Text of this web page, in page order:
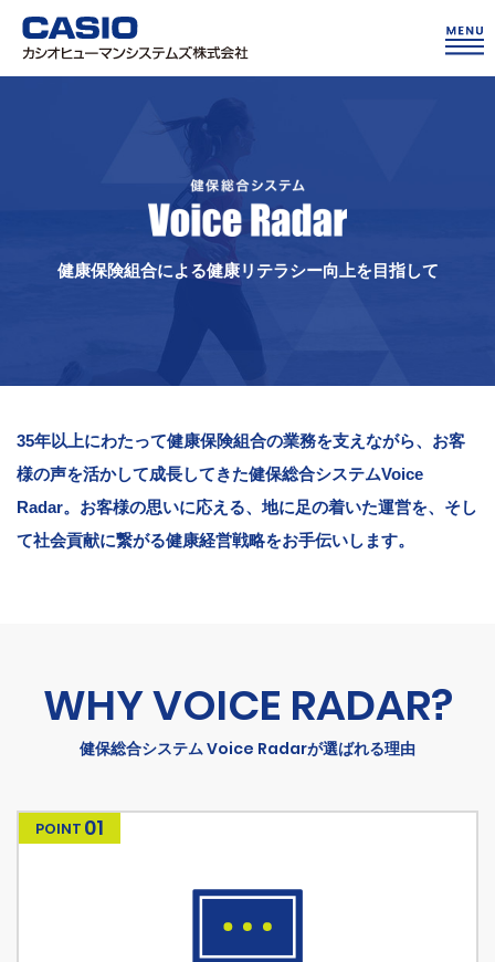
健康保険組合による健康リテラシー向上を目指して
35年以上にわたって健康保険組合の業務を支えながら、お客
様の声を活かして成長してきた健保総合システムVoice
Radar。 お客様の思いに応える、地に足の着いた運営を、そし
て社会貢献に繋がる健康経営戦略をお手伝いします。
WHY VOICE RADAR?
健保総合システム Voice Radarが選ばれる理由
POINT 01